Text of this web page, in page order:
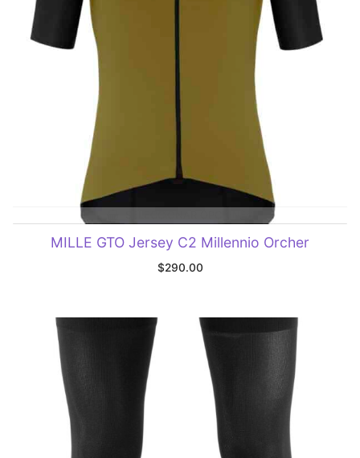
MILLE GTO Jersey C2 Millennio Orcher
$290.00